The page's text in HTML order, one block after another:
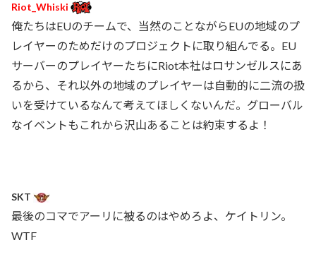
Riot_Whiski
俺たちはEUのチームで、当然のことながらEUの地域のプ
レイヤーのためだけのプロジェクトに取り組んでる。EU
サーバーのプレイヤーたちにRiot本社はロサンゼルスにあ
るから、それ以外の地域のプレイヤーは自動的に二流の扱
いを受けているなんて考えてほしくないんだ。グローバル
なイベントもこれから沢山あることは約束するよ！
SKT
最後のコマでアーリに被るのはやめろよ、ケイトリン。
WTF